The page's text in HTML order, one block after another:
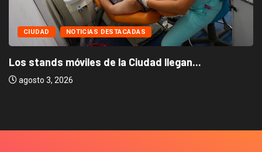
CIUDAD NOTICIAS DESTACADAS
Los stands móviles de la Ciudad llegan...
agosto 3, 2026